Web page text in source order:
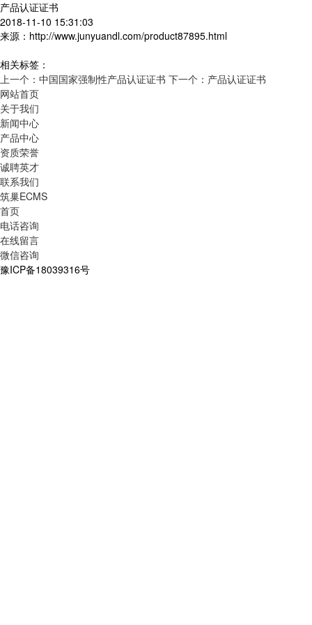
产品认证证书
2018-11-10 15:31:03
来源：http://www.junyuandl.com/product87895.html
相关标签：
上一个：中国国家强制性产品认证证书 下一个：产品认证证书
网站首页
关于我们
新闻中心
产品中心
资质荣誉
诚聘英才
联系我们
筑巢ECMS
首页
电话咨询
在线留言
微信咨询
豫ICP备18039316号